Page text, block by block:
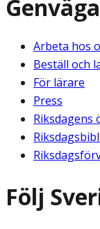
Arbeta hos
Beställ och
För lärare
Press
Riksdagens
Följ